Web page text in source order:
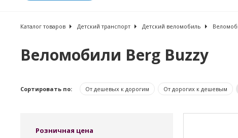
Каталог товаров Детский транспорт Детский веломобиль
Веломобили Berg Buzzy
Сортировать по: От дешевых к дорогим От дорогих к дешевым
Розничная цена